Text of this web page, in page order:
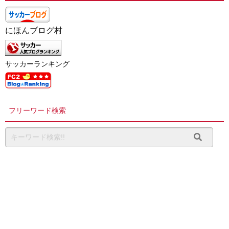
にほんブログ村
サッカーランキング
フリーワード検索